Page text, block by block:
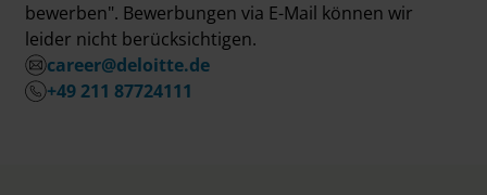
bewerben". Bewerbungen via E-Mail können wir
leider nicht berücksichtigen.
career@deloitte.de
+49 211 87724111